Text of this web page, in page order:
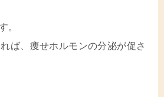
。
ば、痩せホルモンの分泌が促さ